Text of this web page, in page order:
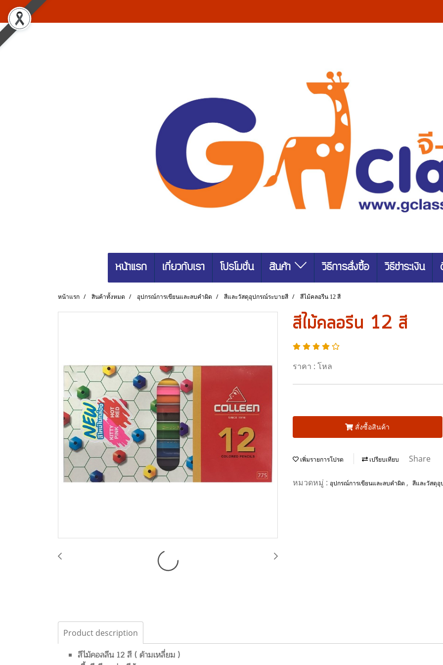
หน้าแรก เกี่ยวกับเรา โปรโมชั่น สินค้า วิธีการสั่งซื้อ วิธีชำระเงิน
หน้าแรก สินค้าทั้งหมด อุปกรณ์การเขียนและลบคำผิด สีและวัสดุอุปกรณ์ระบายสี สีไม้คลอรีน 12 สี
สีไม้คลอรีน 12 สี
ราคา : โหล
สั่งซื้อสินค้า
เพิ่มรายการโปรด เปรียบเทียบ Share
หมวดหมู่ : อุปกรณ์การเขียนและลบคำผิด , สีและวัสดุอุ
Product description
สีไม้คอลลีน 12 สี ( ด้ามเหลี่ยม )